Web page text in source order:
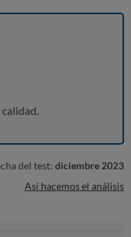
del test: diciembre 2023
Así hacemos el análisis